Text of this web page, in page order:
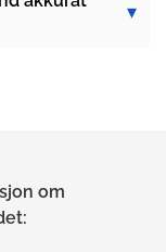
om